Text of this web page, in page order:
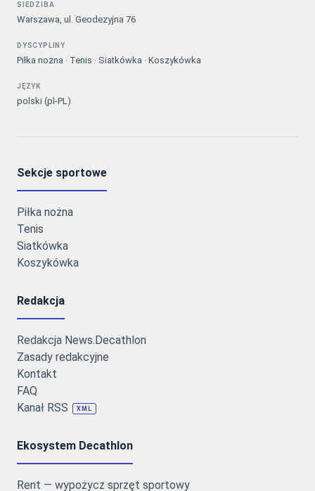
SIEDZIBA
Warszawa, ul. Geodezyjna 76
DYSCYPLINY
Piłka nożna · Tenis · Siatkówka · Koszykówka
JĘZYK
polski (pl-PL)
Sekcje sportowe
Piłka nożna
Tenis
Siatkówka
Koszykówka
Redakcja
Redakcja News.Decathlon
Zasady redakcyjne
Kontakt
FAQ
Kanał RSS
XML
Ekosystem Decathlon
Rent — wypożycz sprzęt sportowy